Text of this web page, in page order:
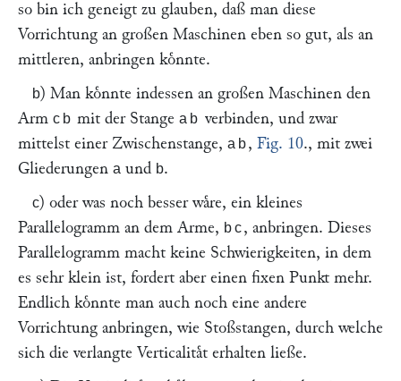
so bin ich geneigt zu glauben, daß man diese
Vorrichtung an großen Maschinen eben so gut, als an
mittleren, anbringen koͤnnte.
b) Man koͤnnte indessen an großen Maschinen den
Arm cb mit der Stangeab verbinden, und zwar
mittelst einer Zwischenstange, ab,Fig. 10., mit zwei
Gliederungen a und b.
c) oder was noch besser waͤre, ein kleines
Parallelogramm an dem Arme, bc, anbringen. Dieses
Parallelogramm macht keine Schwierigkeiten, in dem
es sehr klein ist, fordert aber einen fixen Punkt mehr.
Endlich koͤnnte man auch noch eine andere
Vorrichtung anbringen, wie Stoßstangen, durch welche
sich die verlangte Verticalitaͤt erhalten ließe.